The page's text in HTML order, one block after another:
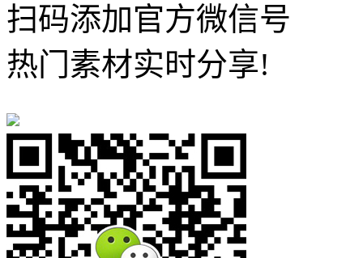
扫码添加官方微信号
热门素材实时分享!